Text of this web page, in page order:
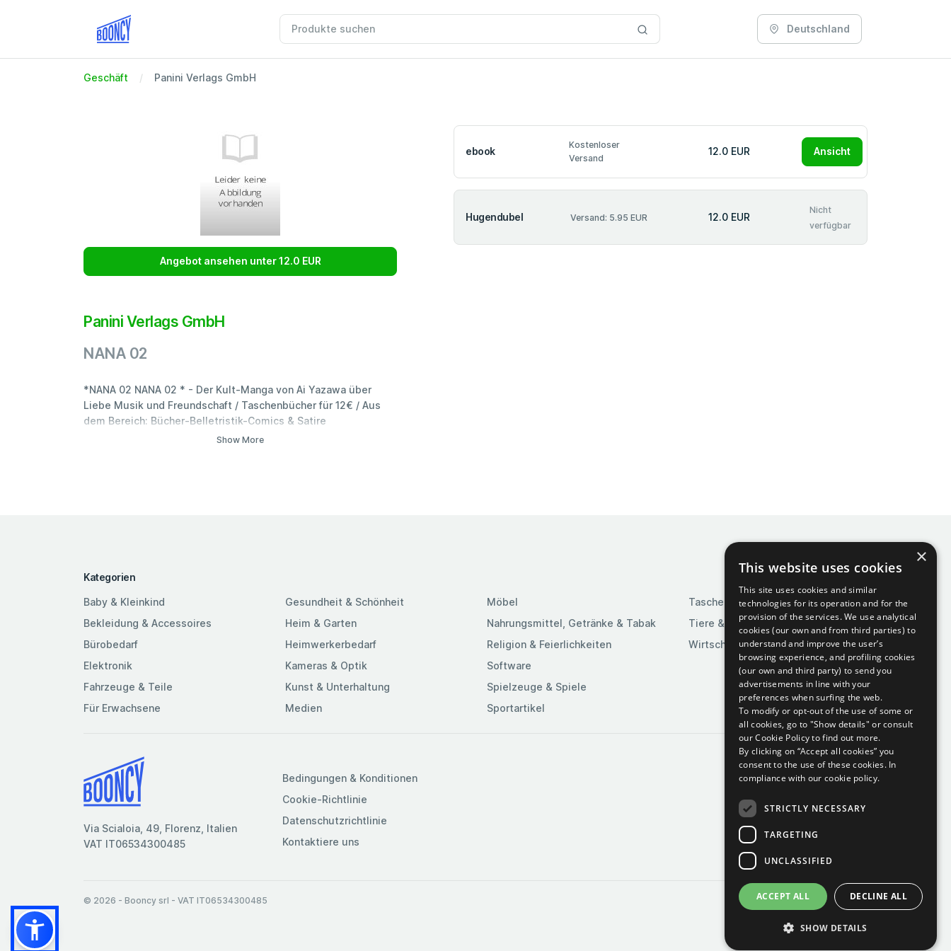
Deutschland
Geschäft Panini Verlags GmbH
Angebot ansehen unter 12.0 EUR
Panini Verlags GmbH
NANA 02
*NANA 02 NANA 02 * - Der Kult-Manga von Ai Yazawa über
Liebe Musik und Freundschaft / Taschenbücher für 12€ / Aus
dem Bereich: Bücher-Belletristik-Comics & Satire
Show More
ebook
Kostenloser
Versand
12.0 EUR Ansicht
Hugendubel Versand: 5.95 EUR 12.0 EUR
Nicht
verfügbar
Kategorien
Baby & Kleinkind
Bekleidung & Accessoires
Bürobedarf
Elektronik
Fahrzeuge & Teile
Für Erwachsene
Gesundheit & Schönheit
Heim & Garten
Heimwerkerbedarf
Kameras & Optik
Kunst & Unterhaltung
Medien
Möbel
Nahrungsmittel, Getränke & Tabak
Religion & Feierlichkeiten
Software
Spielzeuge & Spiele
Sportartikel
Taschen & Gepäck
Tiere & Tierbedarf
Wirtschaft & Industrie
Via Scialoia, 49, Florenz, Italien
VAT IT06534300485
Bedingungen & Konditionen
Cookie-Richtlinie
Datenschutzrichtlinie
Kontaktiere uns
© 2026 - Booncy srl - VAT IT06534300485
×
This website uses cookies
This site uses cookies and similar
technologies for its operation and for the
provision of the services. We use analytical
cookies (our own and from third parties) to
understand and improve the user’s
browsing experience, and profiling cookies
(our own and third party) to send you
advertisements in line with your
preferences when surfing the web.
To modify or opt-out of the use of some or
all cookies, go to "Show details" or consult
our Cookie Policy to find out more.
By clicking on “Accept all cookies” you
consent to the use of these cookies. In
compliance with our cookie policy.
STRICTLY NECESSARY
TARGETING
UNCLASSIFIED
ACCEPT ALL DECLINE ALL
SHOW DETAILS